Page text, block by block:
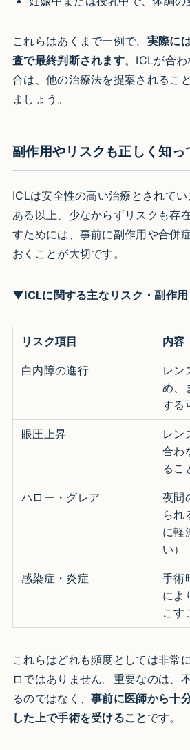
これらはあくまで一例で、 実際に
査で最終判断されます。ICLが合
合は、他の治療法を提案されるこ
ましょう。
副作用やリスクも正しく知っ
ICLは安全性の高い治療とされて
ある以上、少なからずリスクも存
すためには、事前に副作用や合併
おくことが大切です。
▼ICLに関する主なリスク・副作用
リスク項目 内容
白内障の進行
レン
め、
する
眼圧上昇
レン
合わ
るこ
ハロー・グレア
夜間
られ
に軽
い）
感染症・炎症
手術
によ
こす
これらはどれも頻度としては非常
ロではありません。重要なのは、
るのではなく、事前に医師から十
した上で手術を受けること です。